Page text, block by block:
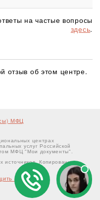
на частые вопросы
здесь.
отзыв об этом центре.
МФЦ
центрах
услуг Российской
МФЦ "Мои документы".
источников. Копирование
об ошибке